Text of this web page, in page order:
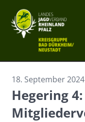
18. September 2024
Hegering